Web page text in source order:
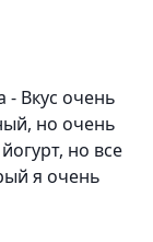
- Вкус очень
но очень
но все
я очень